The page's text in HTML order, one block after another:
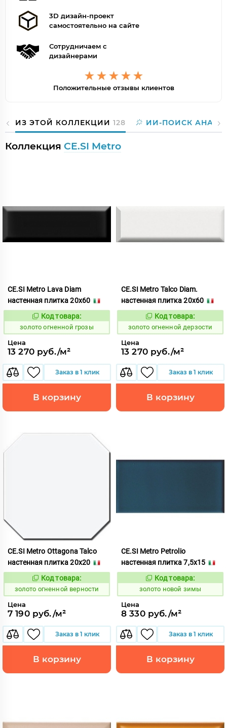
3D дизайн-проект
самостоятельно на сайте
Сотрудничаем с
дизайнерами
Положительные отзывы клиентов
ИЗ ЭТОЙ КОЛЛЕКЦИИ 128 ИИ-ПОИСК
Коллекция CE.SI Metro
CE.SI Metro Lava Diam
настенная плитка 20x60
523894
Код товара:
золото огненной грозы
Цена
13 270 руб./м²
Заказ в 1 клик
В корзину
CE.SI Metro Talco Diam.
настенная плитка 20x60
523895
Код товара:
золото огненной дерзости
Цена
13 270 руб./м²
Заказ в 1 клик
В корзину
CE.SI Metro Ottagona Talco
настенная плитка 20x20
523881
Код товара:
золото огненной верности
Цена
7 190 руб./м²
Заказ в 1 клик
В корзину
CE.SI Metro Petrolio
настенная плитка 7,5x15
523782
Код товара:
золото новой зимы
Цена
8 330 руб./м²
Заказ в 1 клик
В корзину